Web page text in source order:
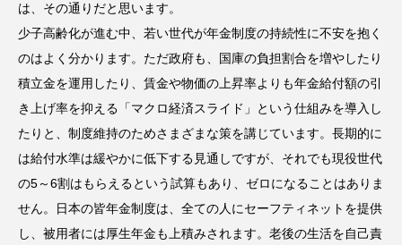
は、その通りだと思います。
少子高齢化が進む中、若い世代が年金制度の持続性に不安を抱く
のはよく分かります。ただ政府も、国庫の負担割合を増やしたり
積立金を運用したり、賃金や物価の上昇率よりも年金給付額の引
き上げ率を抑える「マクロ経済スライド」という仕組みを導入し
たりと、制度維持のためさまざまな策を講じています。長期的に
は給付水準は緩やかに低下する見通しですが、それでも現役世代
の5～6割はもらえるという試算もあり、ゼロになることはありま
せん。日本の皆年金制度は、全ての人にセーフティネットを提供
し、被用者には厚生年金も上積みされます。老後の生活を自己責